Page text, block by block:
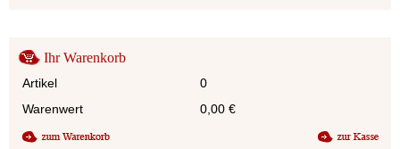
Ihr Warenkorb
Artikel
0
Warenwert
0,00 €